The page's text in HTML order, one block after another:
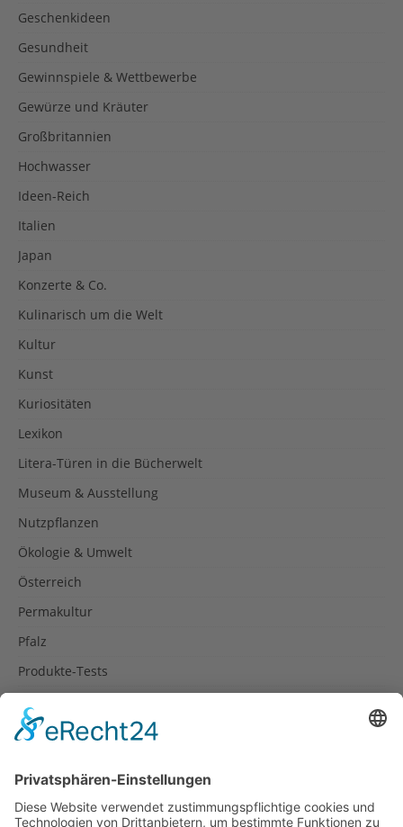
Geschenkideen
Gesundheit
Gewinnspiele & Wettbewerbe
Gewürze und Kräuter
Großbritannien
Hochwasser
Ideen-Reich
Italien
Japan
Konzerte & Co.
Kulinarisch um die Welt
Kultur
Kunst
Kuriositäten
Lexikon
Litera-Türen in die Bücherwelt
Museum & Ausstellung
Nutzpflanzen
Ökologie & Umwelt
Österreich
Permakultur
Pfalz
Produkte-Tests
Rezepte
Spanien
Südtirol